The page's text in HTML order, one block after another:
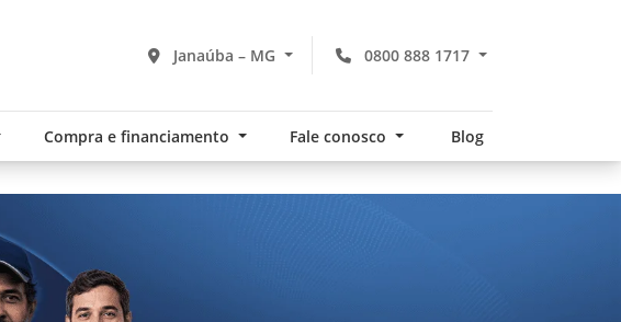
0800 888 1717
Janaúba – MG
Compra e financiamento Fale conosco Blog